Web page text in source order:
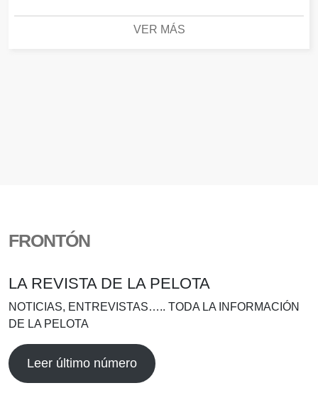
VER MÁS
FRONTÓN
LA REVISTA DE LA PELOTA
NOTICIAS, ENTREVISTAS….. TODA LA INFORMACIÓN
DE LA PELOTA
Leer último número